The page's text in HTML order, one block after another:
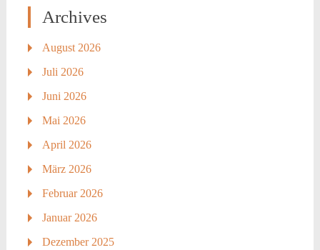
Archives
August 2026
Juli 2026
Juni 2026
Mai 2026
April 2026
März 2026
Februar 2026
Januar 2026
Dezember 2025